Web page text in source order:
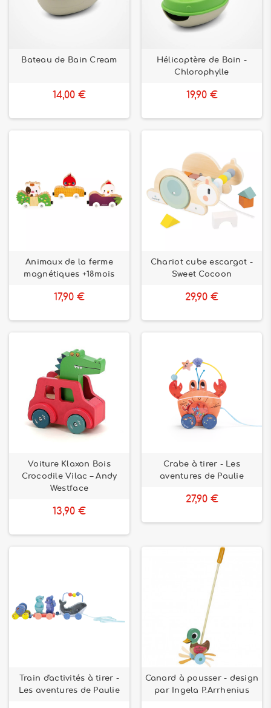
Bateau de Bain Cream
14,00 €
Hélicoptère de Bain -
Chlorophylle
19,90 €
Animaux de la ferme
magnétiques +18mois
17,90 €
Chariot cube escargot -
Sweet Cocoon
29,90 €
Voiture Klaxon Bois
Crocodile Vilac – Andy
Westface
13,90 €
Crabe à tirer - Les
aventures de Paulie
27,90 €
Train d'activités à tirer -
Les aventures de Paulie
Canard à pousser - design
par Ingela P.Arrhenius